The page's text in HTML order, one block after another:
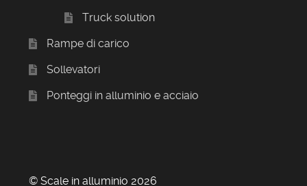
Truck solution
Rampe di carico
Sollevatori
Ponteggi in alluminio e acciaio
© Scale in alluminio 2026